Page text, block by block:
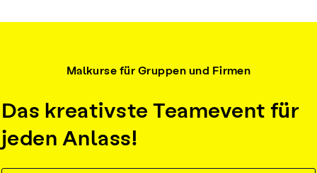
Malkurse für Gruppen und Firmen
Das kreativste Teamevent für
jeden Anlass!